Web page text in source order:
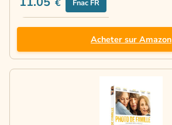
€ Fnac FR
Acheter sur Amazon